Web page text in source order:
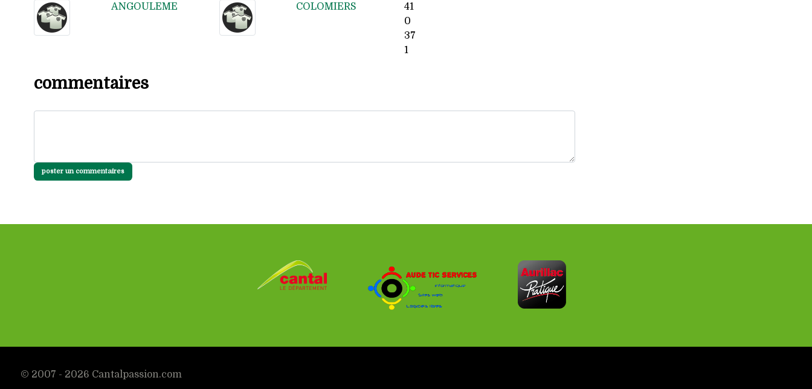
ANGOULEME
COLOMIERS
41
0
37
1
commentaires
poster un commentaires
© 2007 - 2026 Cantalpassion.com